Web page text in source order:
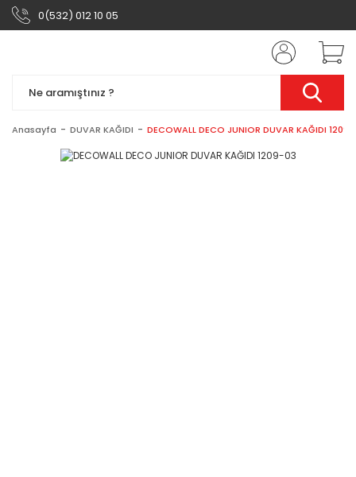
0(532) 012 10 05
Anasayfa DUVAR KAĞIDI DECOWALL DECO JUNIOR DUVAR KAĞIDI